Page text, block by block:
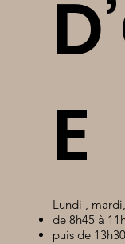
E
Lundi ,
de 8h45 à
puis de